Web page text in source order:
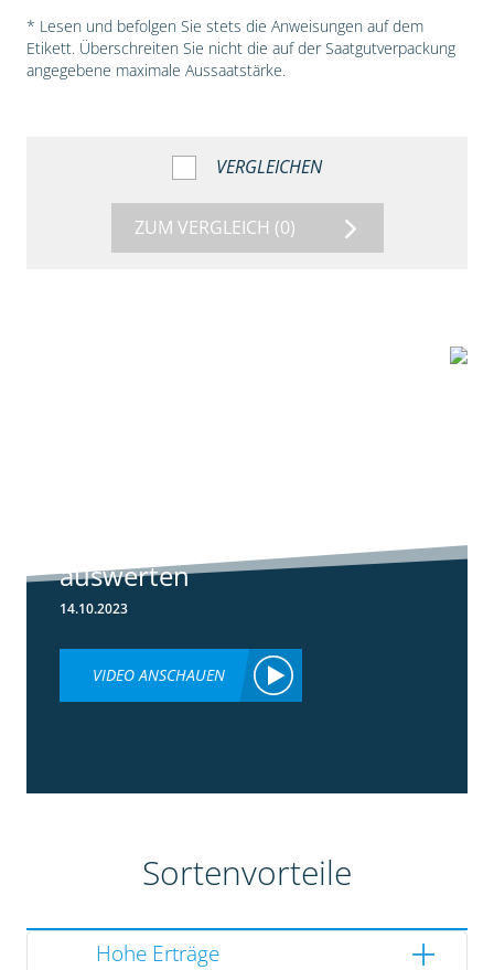
* Lesen und befolgen Sie stets die Anweisungen auf dem
Etikett. Überschreiten Sie nicht die auf der Saatgutverpackung
angegebene maximale Aussaatstärke.
VERGLEICHEN
ZUM VERGLEICH (0)
auswerten
14.10.2023
VIDEO ANSCHAUEN
Sortenvorteile
Hohe Erträge